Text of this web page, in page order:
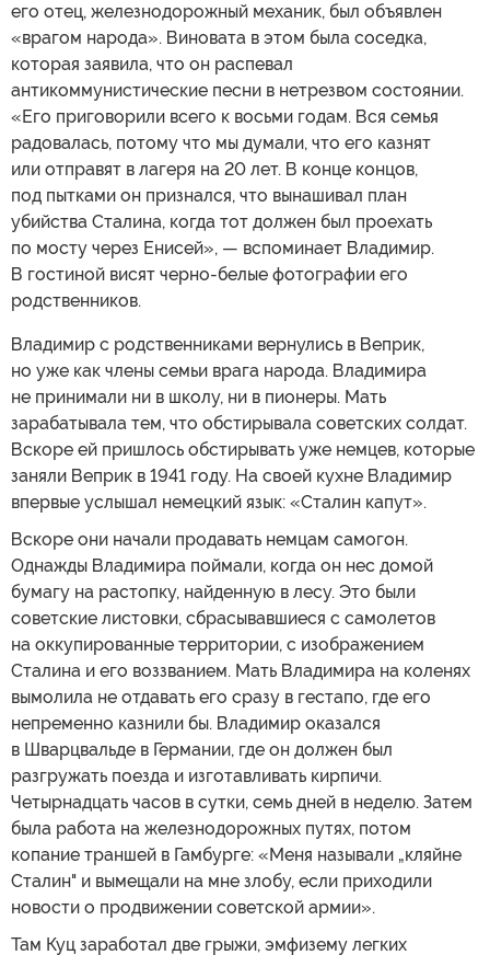
его отец, железнодорожный механик, был объявлен
«врагом народа». Виновата в этом была соседка,
которая заявила, что он распевал
антикоммунистические песни в нетрезвом состоянии.
«Его приговорили всего к восьми годам. Вся семья
радовалась, потому что мы думали, что его казнят
или отправят в лагеря на 20 лет. В конце концов,
под пытками он признался, что вынашивал план
убийства Сталина, когда тот должен был проехать
по мосту через Енисей», — вспоминает Владимир.
В гостиной висят черно-белые фотографии его
родственников.
Владимир с родственниками вернулись в Веприк,
но уже как члены семьи врага народа. Владимира
не принимали ни в школу, ни в пионеры. Мать
зарабатывала тем, что обстирывала советских солдат.
Вскоре ей пришлось обстирывать уже немцев, которые
заняли Веприк в 1941 году. На своей кухне Владимир
впервые услышал немецкий язык: «Сталин капут».
Вскоре они начали продавать немцам самогон.
Однажды Владимира поймали, когда он нес домой
бумагу на растопку, найденную в лесу. Это были
советские листовки, сбрасывавшиеся с самолетов
на оккупированные территории, с изображением
Сталина и его воззванием. Мать Владимира на коленях
вымолила не отдавать его сразу в гестапо, где его
непременно казнили бы. Владимир оказался
в Шварцвальде в Германии, где он должен был
разгружать поезда и изготавливать кирпичи.
Четырнадцать часов в сутки, семь дней в неделю. Затем
была работа на железнодорожных путях, потом
копание траншей в Гамбурге: «Меня называли „кляйне
Сталин" и вымещали на мне злобу, если приходили
новости о продвижении советской армии».
Там Куц заработал две грыжи, эмфизему легких